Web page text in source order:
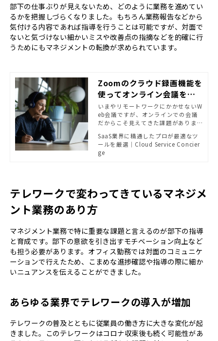
部下の仕事ぶりが見えないため、どのように業務を進めてい
るかを把握しづらくなりました。もちろん業務報告などから
気付ける内容であれば指導を行うことは可能ですが、対面で
ないと気づけない細かいミスや改善点の指摘などを的確に行
うためにもマネジメントの転換が求められています。
Zoomのクラウド録画機能を
使ってオンライン会議を効
率化する方法
いまやリモートワークにかかせないW
eb会議ですが、オンラインでの会議
だからこそ見えてきた課題がありま
の利用がおすすめです。今回はZoom
のクラウド録画機能を利用した業務
効率化についてご説明します。
SaaS業界に精通したプロが最適なツ
ールを厳選｜Cloud Service Concier
ge
テレワークで変わってきているマネジメ
ント業務のあり方
マネジメント業務で特に重要な課題と言えるのが部下の指導
と育成です。部下の意欲を引き出すモチベーション向上など
も担う必要があります。オフィス勤務では対面のコミュニケ
ーションで行えたため、こまめな進捗確認や指導の際に細か
いニュアンスを伝えることができました。
あらゆる業界でテレワークの導入が増加
テレワークの普及とともに従業員の働き方に大きな変化が起
きました。このテレワークはコロナ収束後も続く可能性があ